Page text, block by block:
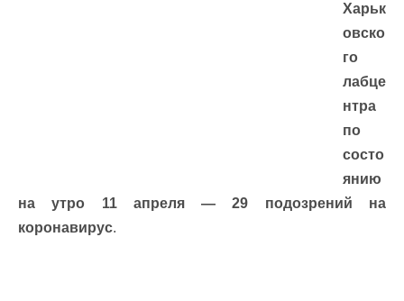
Харьк
овско
го
лабце
нтра
по
состо
янию
на утро 11 апреля — 29 подозрений на
коронавирус.